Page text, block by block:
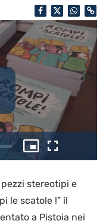
Picture-
in-
Schermo
intero
stereotipi e
le scatole !” il
a Pistoia nei